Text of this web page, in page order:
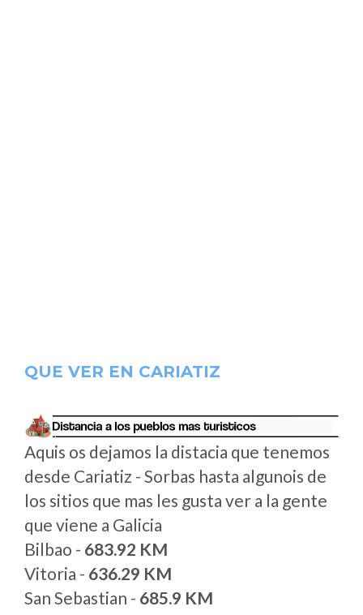
QUE VER EN CARIATIZ
Aquis os dejamos la distacia que tenemos
desde Cariatiz - Sorbas hasta algunois de
los sitios que mas les gusta ver a la gente
que viene a Galicia
Bilbao - 683.92 KM
Vitoria - 636.29 KM
San Sebastian - 685.9 KM